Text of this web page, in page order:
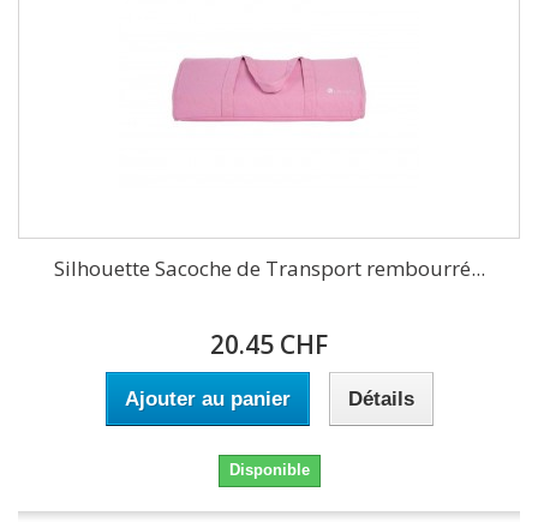
Silhouette Sacoche de Transport rembourré...
20.45 CHF
Ajouter au panier Détails
Disponible